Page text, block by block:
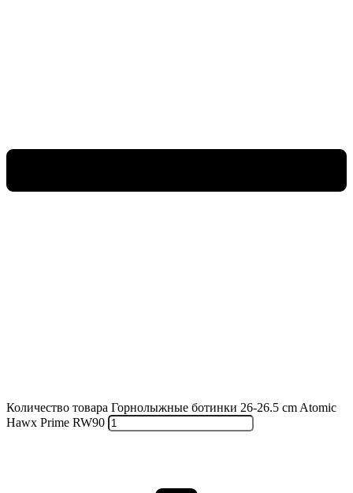
Количество товара Горнолыжные ботинки 26-26.5 cm Atomic
Hawx Prime RW90